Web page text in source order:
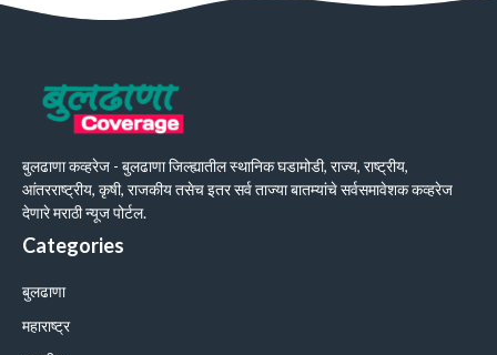
बुलढाणा कव्हरेज - बुलढाणा जिल्ह्यातील स्थानिक घडामोडी, राज्य, राष्ट्रीय,
आंतरराष्ट्रीय, कृषी, राजकीय तसेच इतर सर्व ताज्या बातम्यांचे सर्वसमावेशक कव्हरेज
देणारे मराठी न्यूज पोर्टल.
Categories
बुलढाणा
महाराष्ट्र